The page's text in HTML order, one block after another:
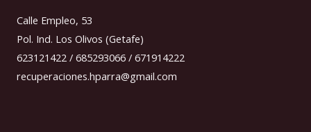
Calle Empleo, 53
Pol. Ind. Los Olivos (Getafe)
623121422 / 685293066 / 671914222
recuperaciones.hparra@gmail.com